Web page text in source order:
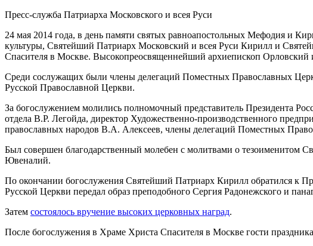
Пресс-служба Патриарха Московского и всея Руси
24 мая 2014 года, в день памяти святых равноапостольных Мефодия и
культуры, Святейший Патриарх Московский и всея Руси Кирилл и
Спасителя в Москве. Высокопреосвященнейший архиепископ
Среди сослужащих были члены делегаций Поместных Православных
Русской Православной Церкви.
За богослужением молились полномочный представитель Президента
отдела В.Р. Легойда, директор Художественно-производственного
православных народов В.А. Алексеев, члены делегаций Поместных
Был совершен благодарственный молебен с молитвами о тезоименитом
Ювеналий.
По окончании богослужения Святейший Патриарх Кирилл обратился к
Русской Церкви передал образ преподобного Сергия Радонежского и
Затем состоялось вручение высоких церковных наград.
После богослужения в Храме Христа Спасителя в Москве гости